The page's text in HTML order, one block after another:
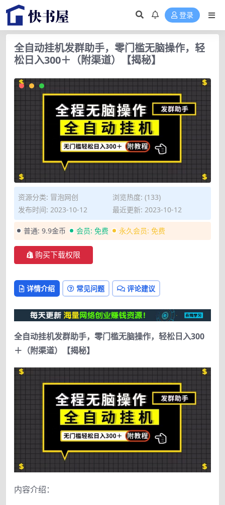
登录
全自动挂机发群助手，零门槛无脑操作，轻
松日入300＋（附渠道）【揭秘】
资源分类: 冒泡网创
浏览热度: (133)
发布时间: 2023-10-12
最近更新: 2023-10-12
普通: 9.9金币 会员: 免费 永久会员: 免费
购买下载权限
详情介绍 常见问题 评论建议
全自动挂机发群助手，零门槛无脑操作，轻松日入300
＋（附渠道）【揭秘】
内容介绍：